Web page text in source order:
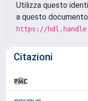
Utilizza questo
a questo
https://
Citazioni